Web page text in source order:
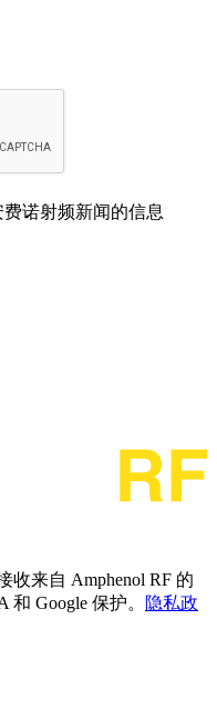
诺射频新闻的信息
收来自 Amphenol RF 的
Google 保护。
隐私政